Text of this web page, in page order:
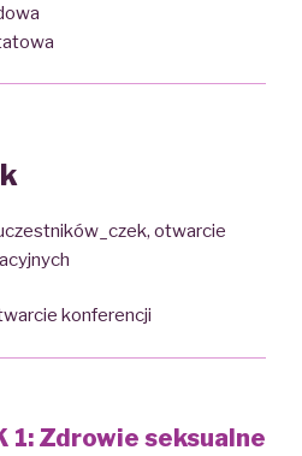
otwarcie
konferencji
1: Zdrowie seksualne